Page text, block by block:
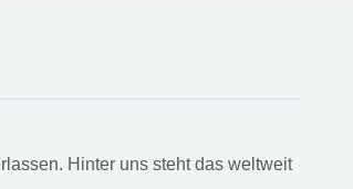
Hinter uns steht das weltweit